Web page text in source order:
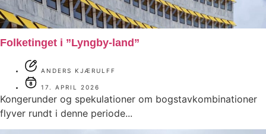
Folketinget i ”Lyngby-land”
ANDERS KJÆRULFF
17. APRIL 2026
Kongerunder og spekulationer om bogstavkombinationer
flyver rundt i denne periode...